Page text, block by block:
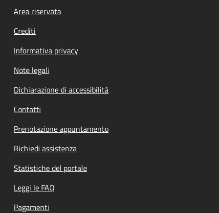
Footer menu
Area riservata
Crediti
Informativa privacy
Note legali
Dichiarazione di accessibilità
Contatti
Prenotazione appuntamento
Richiedi assistenza
Statistiche del portale
Leggi le FAQ
Pagamenti